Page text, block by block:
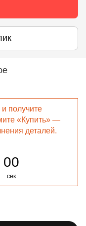
получите
«Купить» —
деталей.
00
сек